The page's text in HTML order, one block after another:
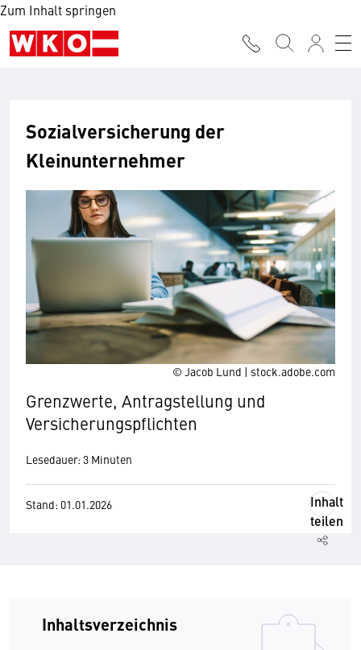
Zum Inhalt springen
© Jacob Lund | stock.adobe.com
Sozialversicherung der
Kleinunternehmer
Grenzwerte, Antragstellung und
Versicherungspflichten
Lesedauer: 3 Minuten
Stand: 01.01.2026
Inhalt
teilen
Inhaltsverzeichnis